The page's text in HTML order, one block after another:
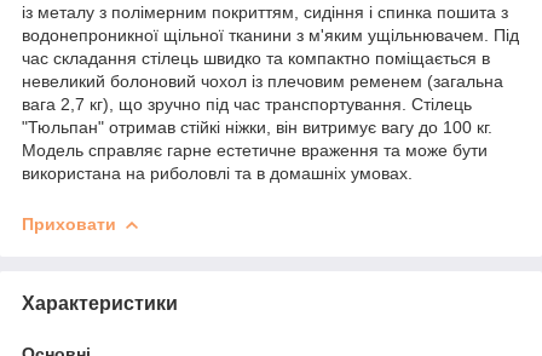
із металу з полімерним покриттям, сидіння і спинка пошита з
водонепроникної щільної тканини з м'яким ущільнювачем. Під
час складання стілець швидко та компактно поміщається в
невеликий болоновий чохол із плечовим ременем (загальна
вага 2,7 кг), що зручно під час транспортування. Стілець
"Тюльпан" отримав стійкі ніжки, він витримує вагу до 100 кг.
Модель справляє гарне естетичне враження та може бути
використана на риболовлі та в домашніх умовах.
Приховати
Характеристики